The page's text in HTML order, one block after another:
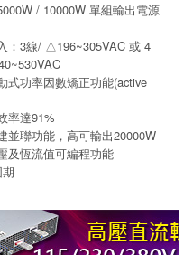
/ 10000W 單組輸出電源
：3線/ △196~305VAC 或 4
式功率因數矯正功能(active
率達91%
並聯功能，高可輸出20000W
及恆流值可編程功能